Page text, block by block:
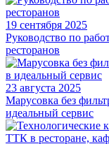
19 сентября 2025
Руководство по
ресторанов
23 августа 2025
Марусовка без
идеальный сервис